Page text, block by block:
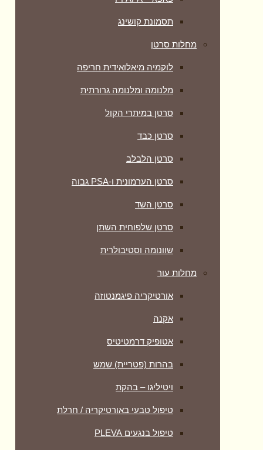
תסמונת קושינג
מחלות סרטן
לוקמיה מיאלואידית חריפה
מלנומה ומלנומה גרורתית
סרטן במיתרי הקול
סרטן כבד
סרטן הלבלב
סרטן הערמונית ו-PSA גבוה
סרטן השד
סרטן שלפוחית השתן
שוונומה וסטיבולרית
מחלות עור
אורטיקריה פיגמנטוזה
אקנה
אטופיק דרמטיטיס
בהרות (פטריית) שמש
ויטיליגו – בהקת
טיפול טבעי באורטיקריה / חרלת
טיפול בנגעים PLEVA